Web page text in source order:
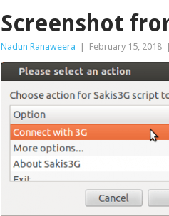
Screenshot
Nadun Ranaweera February 15, 2018